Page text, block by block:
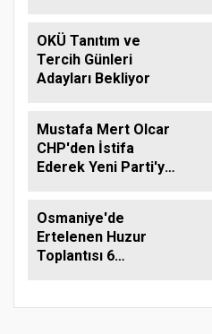
OKÜ Tanıtım ve
Tercih Günleri
Adayları Bekliyor
Mustafa Mert Olcar
CHP'den İstifa
Ederek Yeni Parti'ye
Osmaniye'de
Ertelenen Huzur
Toplantısı 6